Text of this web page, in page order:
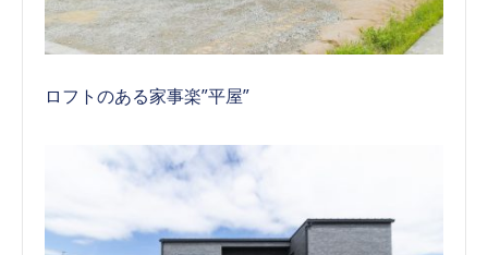
ロフトのある家事楽”平屋”